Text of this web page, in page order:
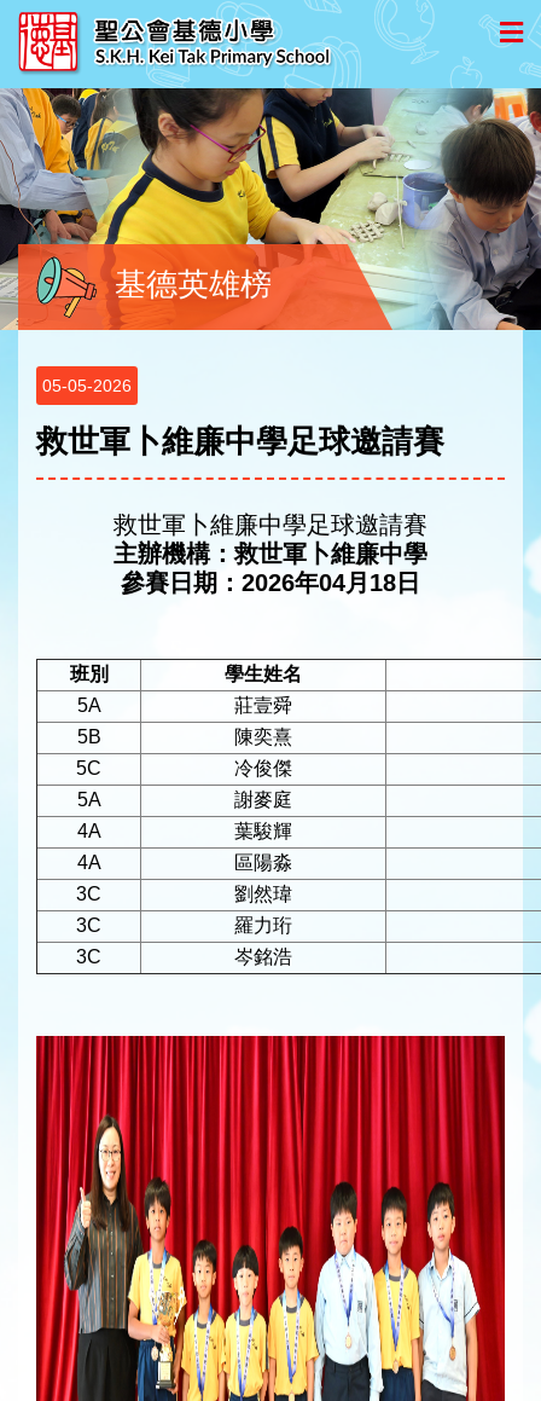
基德英雄榜
05-05-2026
救世軍卜維廉中學足球邀請賽
救世軍卜維廉中學足球邀請賽
主辦機構：救世軍卜維廉中學
參賽日期：2026年04月18日
班別
學生姓名
5A
莊壹舜
5B
陳奕熹
5C
冷俊傑
5A
謝麥庭
4A
葉駿輝
4A
區陽淼
3C
劉然瑋
3C
羅力珩
3C
岑銘浩